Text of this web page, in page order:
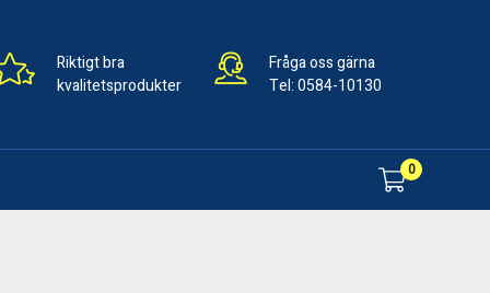
Riktigt bra
kvalitetsprodukter
Fråga oss gärna
Tel:0584-10130
0